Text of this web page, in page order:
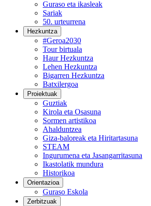
Guraso eta ikasleak
Sariak
50. urteurrena
Hezkuntza
#Geroa2030
Tour birtuala
Haur Hezkuntza
Lehen Hezkuntza
Bigarren Hezkuntza
Batxilergoa
Proiektuak
Guztiak
Kirola eta Osasuna
Sormen artistikoa
Ahalduntzea
Giza-baloreak eta Hiritartasuna
STEAM
Ingurumena eta Jasangarritasuna
Ikastolatik mundura
Historikoa
Orientazioa
Guraso Eskola
Zerbitzuak